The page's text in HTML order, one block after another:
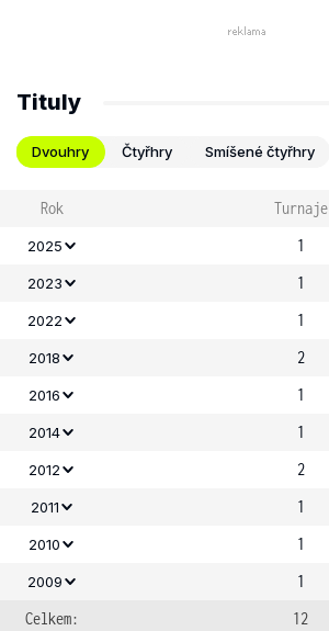
Tituly
Dvouhry Čtyřhry Smíšené čtyřhry
Rok Turnaje
2025 1
2023 1
2022 1
2018 2
2016 1
2014 1
2012 2
2011 1
2010 1
2009
1
Celkem:
12